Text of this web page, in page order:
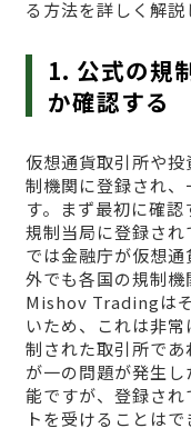
る方法を詳しく解説
1. 公式の規
か確認する
仮想通貨取引所や
制機関に登録され
す。まず最初に確
規制当局に登録さ
では金融庁が仮想
外でも各国の規制機
Mishov Tradingは
いため、これは非
制された取引所で
が一の問題が発生
能ですが、登録さ
トを受けることはで